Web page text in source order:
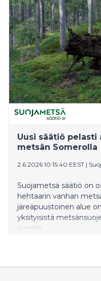
Uusi säätiö pelasti
metsän Somerolla
2.6.2026 10:15:40 EEST |
Suojametsä säätiö on
hehtaarin vanhan
järeäpuustoinen alue
yksityisistä
vuosiin.